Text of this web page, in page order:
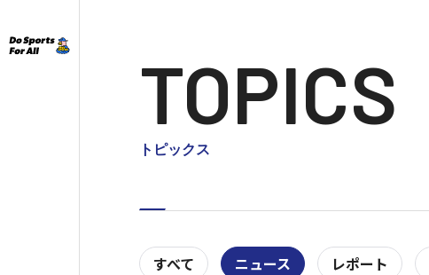
TOPICS
トピックス
すべて ニュース レポート